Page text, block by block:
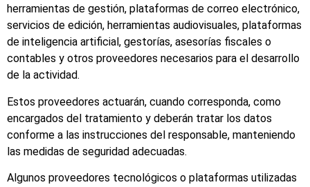
herramientas de gestión, plataformas de correo electrónico,
servicios de edición, herramientas audiovisuales, plataformas
de inteligencia artificial, gestorías, asesorías fiscales o
contables y otros proveedores necesarios para el desarrollo
de la actividad.
Estos proveedores actuarán, cuando corresponda, como
encargados del tratamiento y deberán tratar los datos
conforme a las instrucciones del responsable, manteniendo
las medidas de seguridad adecuadas.
Algunos proveedores tecnológicos o plataformas utilizadas